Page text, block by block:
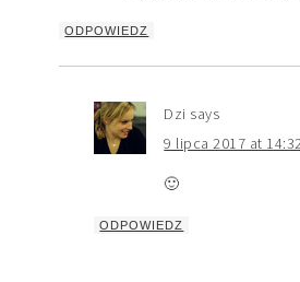
ODPOWIEDZ
Dzi says
9 lipca 2017 at
🙂
ODPOWIEDZ